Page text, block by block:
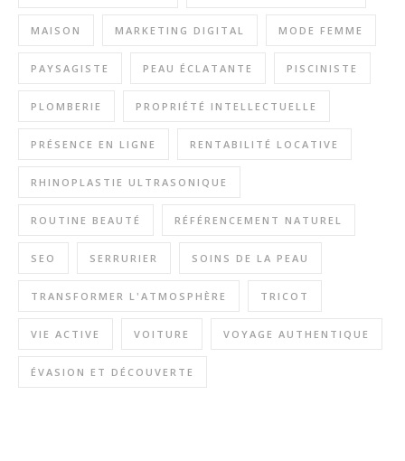
MAISON MARKETING DIGITAL MODE FEMME
PAYSAGISTE PEAU ÉCLATANTE PISCINISTE
PLOMBERIE PROPRIÉTÉ INTELLECTUELLE
PRÉSENCE EN LIGNE RENTABILITÉ LOCATIVE
RHINOPLASTIE ULTRASONIQUE
ROUTINE BEAUTÉ RÉFÉRENCEMENT NATUREL
SEO SERRURIER SOINS DE LA PEAU
TRANSFORMER L'ATMOSPHÈRE TRICOT
VIE ACTIVE VOITURE VOYAGE AUTHENTIQUE
ÉVASION ET DÉCOUVERTE